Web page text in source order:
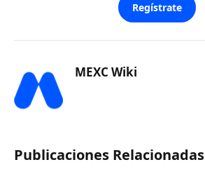
Regístrate
MEXC Wiki
Publicaciones Relacionadas